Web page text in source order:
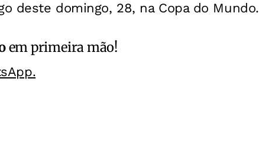
deste domingo, 28, na Copa do Mundo.
em primeira mão!